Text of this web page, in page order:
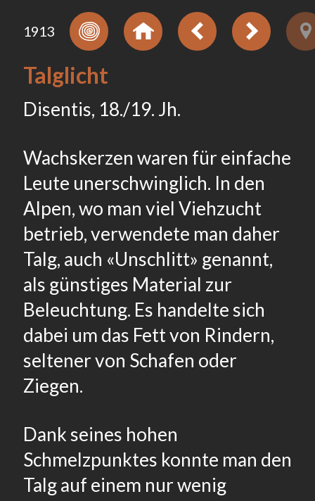
1913
Talglicht
Disentis, 18./19. Jh.
Wachskerzen waren für einfache
Leute unerschwinglich. In den
Alpen, wo man viel Viehzucht
betrieb, verwendete man daher
Talg, auch «Unschlitt» genannt,
als günstiges Material zur
Beleuchtung. Es handelte sich
dabei um das Fett von Rindern,
seltener von Schafen oder
Ziegen.
Dank seines hohen
Schmelzpunktes konnte man den
Talg auf einem nur wenig